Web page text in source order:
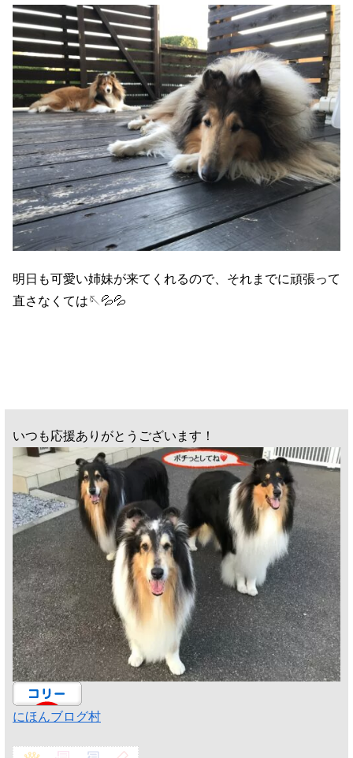
明日も可愛い姉妹が来てくれるので、それまでに頑張って
直さなくては🪡💦💦
いつも応援ありがとうございます！
にほんブログ村